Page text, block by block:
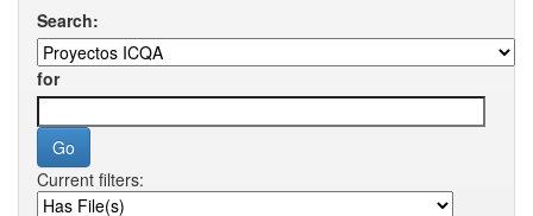
Search:
for
Current filters: